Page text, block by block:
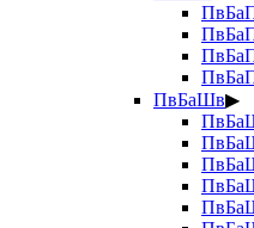
ПвБаШв▶